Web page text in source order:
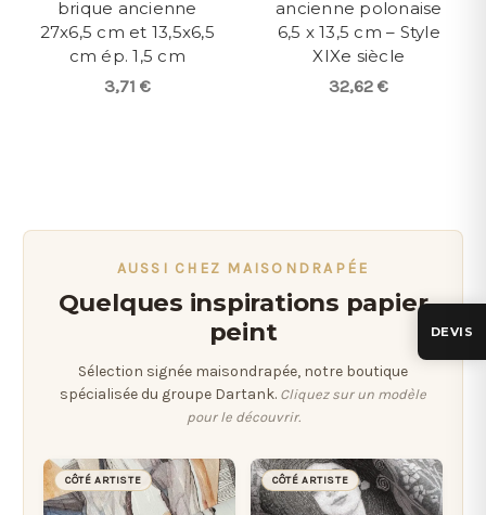
brique ancienne
27x6,5 cm et 13,5x6,5
cm ép. 1,5 cm
3,71 €
ancienne polonaise
6,5 x 13,5 cm – Style
XIXe siècle
32,62 €
AUSSI CHEZ MAISONDRAPÉE
Quelques inspirations papier
peint
Sélection signée maisondrapée, notre boutique
spécialisée du groupe Dartank. Cliquez sur un modèle
pour le découvrir.
CÔTÉ ARTISTE CÔTÉ ARTISTE
DEVIS